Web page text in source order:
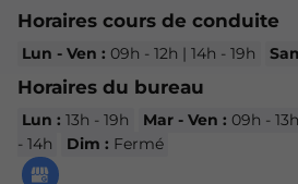
Horaires cours de conduite
Lun - Ven : 09h - 12h | 14h - 19h
Horaires du bureau
Lun :13h - 19h Mar - Ven : 09h -
- 14h
Dim : Fermé